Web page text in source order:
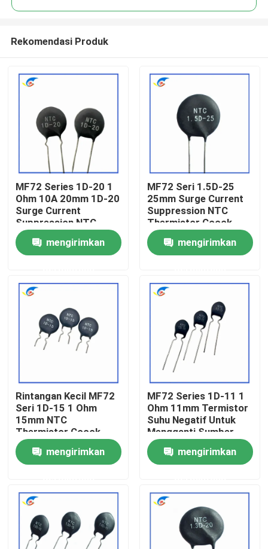
Rumah
Produk
Tentang Kami
Tur Pabrik
Kontrol Kualitas
Hubungi Kami
Berita
Kasus-kasus
Termistor PTC
Rekomendasi Produk
MF72 Series 1D-20 1
Ohm 10A 20mm 1D-20
Surge Current
Suppression NTC
Thermistor Cocok
untuk Power Supply
Daya Tinggi
mengirimkan
MF72 Seri 1.5D-25
25mm Surge Current
Suppression NTC
Thermistor Cocok
untuk Mengoperasikan
Power Supply Audio
Amplifier
mengirimkan
Rintangan Kecil MF72
Seri 1D-15 1 Ohm
15mm NTC
Thermistor Cocok
Untuk Menghidupkan
Adaptor Daya
mengirimkan
MF72 Series 1D-11 1
Ohm 11mm Termistor
Suhu Negatif Untuk
Mengganti Sumber
Daya
mengirimkan